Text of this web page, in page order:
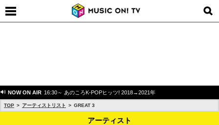
NOW ON AIR 16:30～ あのころK-POPヒッツ! 2018→2021年
TOP アーティストリスト GREAT 3
アーティスト